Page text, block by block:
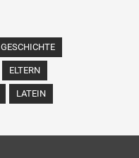
GESCHICHTE
ELTERN
LATEIN